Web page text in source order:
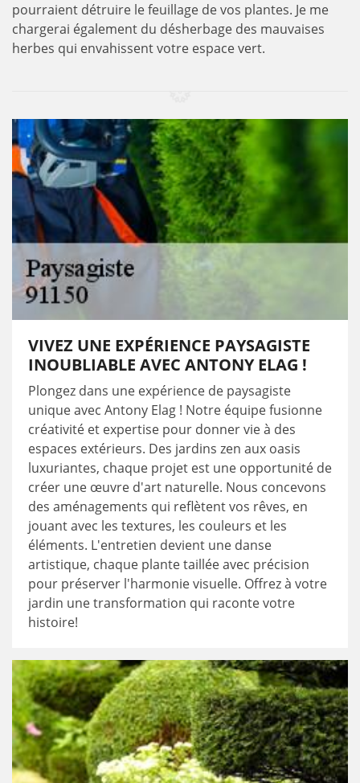
pourraient détruire le feuillage de vos plantes. Je me
chargerai également du désherbage des mauvaises
herbes qui envahissent votre espace vert.
VIVEZ UNE EXPÉRIENCE PAYSAGISTE
INOUBLIABLE AVEC ANTONY ELAG !
Plongez dans une expérience de paysagiste
unique avec Antony Elag ! Notre équipe fusionne
créativité et expertise pour donner vie à des
espaces extérieurs. Des jardins zen aux oasis
luxuriantes, chaque projet est une opportunité de
créer une œuvre d'art naturelle. Nous concevons
des aménagements qui reflètent vos rêves, en
jouant avec les textures, les couleurs et les
éléments. L'entretien devient une danse
artistique, chaque plante taillée avec précision
pour préserver l'harmonie visuelle. Offrez à votre
jardin une transformation qui raconte votre
histoire!